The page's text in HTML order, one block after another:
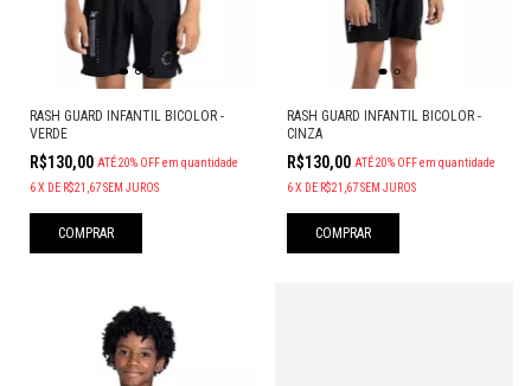
RASH GUARD INFANTIL BICOLOR -
VERDE
R$130,00 ATÉ 20% OFFem quantidade
6X DE R$21,67SEM JUROS
COMPRAR
RASH GUARD INFANTIL BICOLOR -
CINZA
R$130,00 ATÉ 20% OFF em quantidade
6 X DE R$21,67 SEM JUROS
COMPRAR